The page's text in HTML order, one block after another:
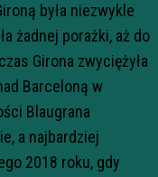
była niezwykle
żadnej porażki, aż do
Girona zwyciężyła
Barceloną w
Blaugrana
a najbardziej
2018 roku, gdy